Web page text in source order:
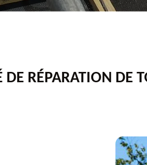
DE RÉPARATION DE